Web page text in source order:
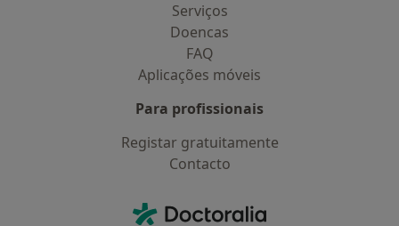
Serviços
Doencas
FAQ
Aplicações móveis
Para profissionais
Registar gratuitamente
Contacto
Doctoralia - Homepage